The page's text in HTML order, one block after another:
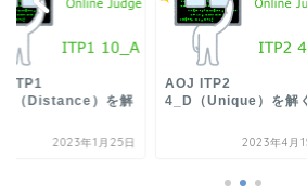
ITP1
（Distance）を解
2023年1月25日
AOJ ITP2
4_D（Unique）を解く
2023年4月